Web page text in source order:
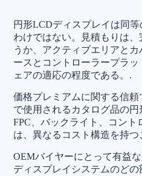
円形LCDディスプレイは同
わけではない。見積もりは
うか、アクティブエリアと
ースとコントローラープラ
ェアの適応の程度である。.
価格プレミアムに関する信
で使用されるカタログ品の
FPC、バックライト、コン
は、異なるコスト構造を持つ
OEMバイヤーにとって有益
ディスプレイシステムのど